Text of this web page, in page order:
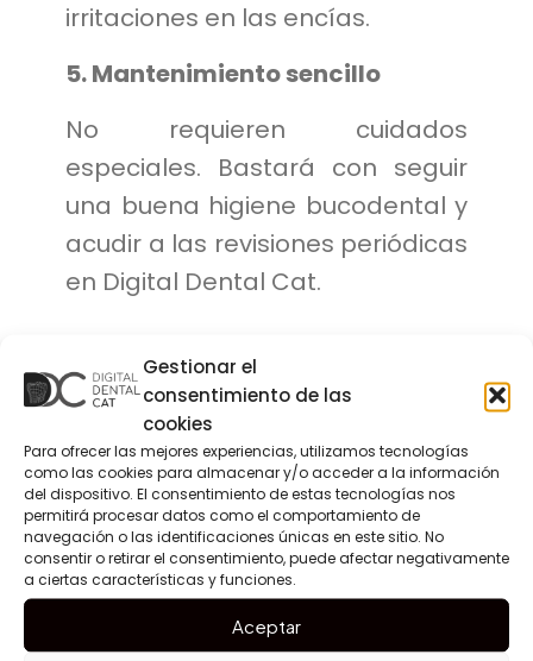
Gestionar el
consentimiento de las
cookies
Para ofrecer las mejores experiencias, utilizamos tecnologías
como las cookies para almacenar y/o acceder a la información
del dispositivo. El consentimiento de estas tecnologías nos
permitirá procesar datos como el comportamiento de
navegación o las identificaciones únicas en este sitio. No
consentir o retirar el consentimiento, puede afectar negativamente
a ciertas características y funciones.
Aceptar
irritaciones en las encías.
5. Mantenimiento sencillo
No requieren cuidados
especiales. Bastará con seguir
una buena higiene bucodental y
acudir a las revisiones periódicas
en Digital Dental Cat.
Contáctanos
¿Cómo es el tratamiento de carillas
de cerámica en Digital Dental Cat,
Sentmenat?
En nuestra clínica dental en
Sentmenat, seguimos un